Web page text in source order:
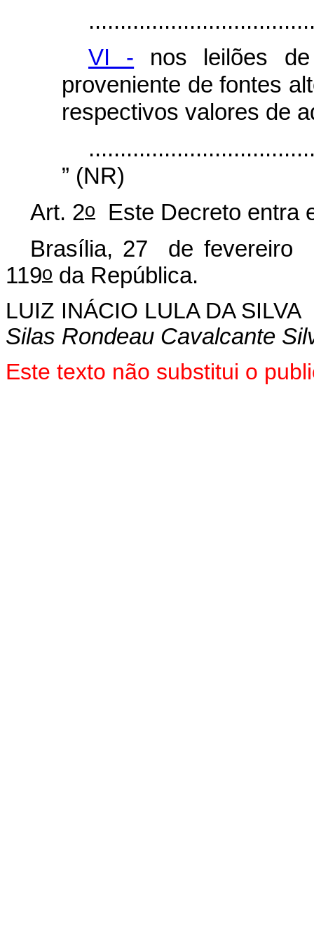
VI - nos leilões
proveniente de fontes
respectivos valores de
” (NR)
Art. 2o
Este Decreto entra
Brasília, 27 de fevereiro
119o da República.
LUIZ INÁCIO LULA DA SILVA
Silas Rondeau Cavalcante
Este texto não substitui o